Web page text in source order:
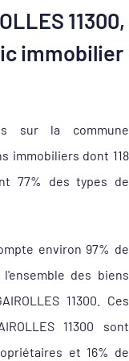
11300,
immobilier
sur la commune
immobiliers dont 118
77% des types de
environ 97% de
des biens
11300. Ces
11300 sont
et 16% de